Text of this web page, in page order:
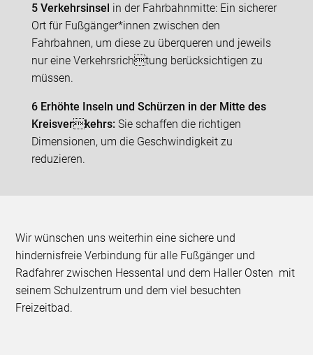
5 Verkehrsinsel in der Fahrbahnmitte: Ein sicherer
Ort für Fußgänger*innen zwischen den
Fahrbahnen, um diese zu überqueren und jeweils
nur eine Verkehrsrichtung berücksichtigen zu
müssen.
6 Erhöhte Inseln und Schürzen in der Mitte des
Kreisverkehrs: Sie schaffen die richtigen
Dimensionen, um die Geschwindigkeit zu
reduzieren.
Wir wünschen uns weiterhin eine sichere und
hindernisfreie Verbindung für alle Fußgänger und
Radfahrer zwischen Hessental und dem Haller Osten mit
seinem Schulzentrum und dem viel besuchten
Freizeitbad.